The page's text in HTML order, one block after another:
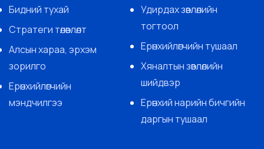
Бидний тухай
Стратеги төлөвлөлт
Алсын хараа, эрхэм
зорилго
Ерөнхийлөгчийн
мэндчилгээ
Удирдах зөвлөлийн
тогтоол
Ерөнхийлөгчийн тушаал
Хяналтын зөвлөлийн
шийдвэр
Ерөнхий нарийн бичгийн
даргын тушаал